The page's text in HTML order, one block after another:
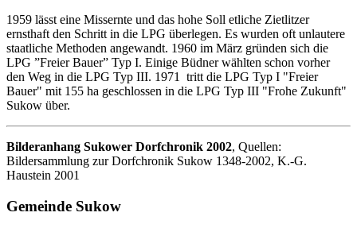
1959 lässt eine Missernte und das hohe Soll etliche Zietlitzer
ernsthaft den Schritt in die LPG überlegen. Es wurden oft unlautere
staatliche Methoden angewandt. 1960 im März gründen sich die
LPG ”Freier Bauer” Typ I. Einige Büdner wählten schon vorher
den Weg in die LPG Typ III. 1971 tritt die LPG Typ I "Freier
Bauer" mit 155 ha geschlossen in die LPG Typ III "Frohe Zukunft"
Sukow über.
Bilderanhang Sukower Dorfchronik 2002, Quellen:
Bildersammlung zur Dorfchronik Sukow 1348-2002, K.-G.
Haustein 2001
Gemeinde Sukow